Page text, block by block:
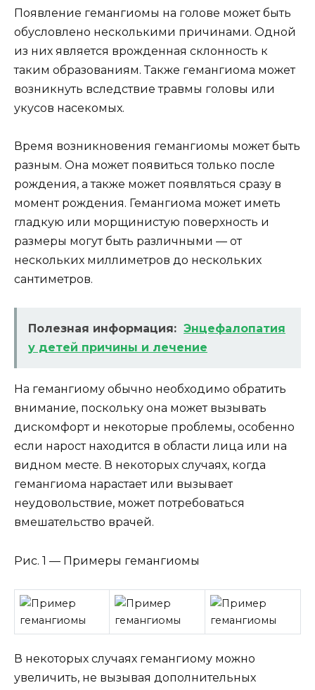
Появление гемангиомы на голове может быть
обусловлено несколькими причинами. Одной
из них является врожденная склонность к
таким образованиям. Также гемангиома может
возникнуть вследствие травмы головы или
укусов насекомых.
Время возникновения гемангиомы может быть
разным. Она может появиться только после
рождения, а также может появляться сразу в
момент рождения. Гемангиома может иметь
гладкую или морщинистую поверхность и
размеры могут быть различными — от
нескольких миллиметров до нескольких
сантиметров.
Полезная информация: Энцефалопатия
у детей причины и лечение
На гемангиому обычно необходимо обратить
внимание, поскольку она может вызывать
дискомфорт и некоторые проблемы, особенно
если нарост находится в области лица или на
видном месте. В некоторых случаях, когда
гемангиома нарастает или вызывает
неудовольствие, может потребоваться
вмешательство врачей.
Рис. 1 — Примеры гемангиомы
В некоторых случаях гемангиому можно
увеличить, не вызывая дополнительных